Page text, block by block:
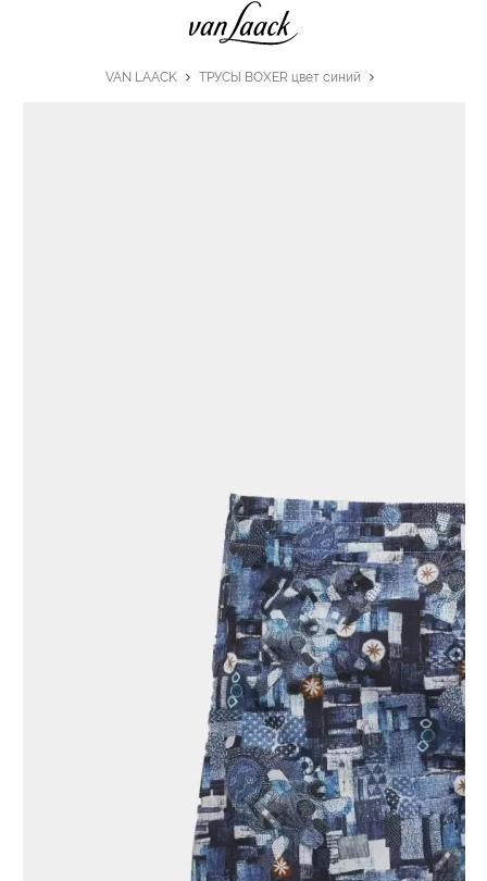
VAN LAACK ТРУСЫ BOXER цвет синий